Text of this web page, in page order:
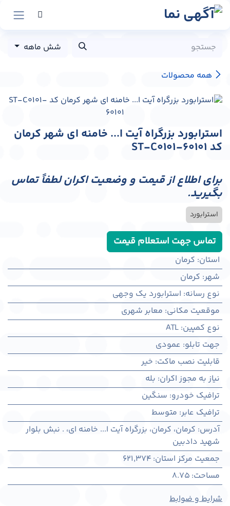
پرش به محتوا
همه محصولات
شش ماهه
استرابورد بزرگراه آیت ا... خامنه ای شهر کرمان
کد ST-C0101-60101
برای اطلاع از قیمت و وضعیت اکران لطفاً تماس
بگیرید.
استرابورد
تماس جهت استعلام قیمت
استان: کرمان
شهر: كرمان
نوع رسانه: استرابورد یک وجهی
موقعیت مکانی: معابر شهری
نوع کمپین:
ATL
جهت تابلو: عمودی
قابلیت نصب ماکت: خیر
نیاز به مجوز اکران: بله
ترافیک خودرو: سنگین
ترافیک عابر: متوسط
آدرس: کرمان، كرمان، بزرگراه آیت ا... خامنه ای، . نبش بلوار
شهید دادبین
جمعیت مرکز استان:
621,374
مساحت:
8.75
شرایط و ضوابط